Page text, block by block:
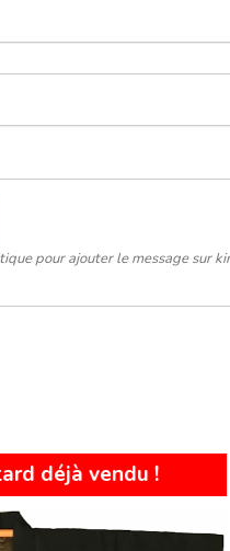
pour ajouter le message sur